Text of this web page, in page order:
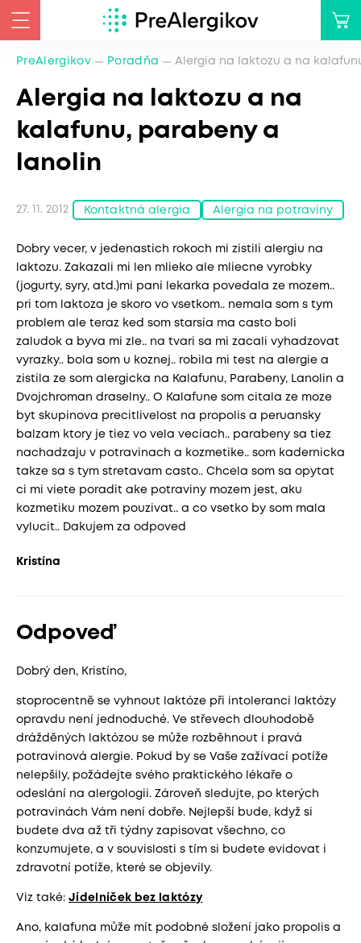
PreAlergikov Poradňa Alergia na laktozu a na
Alergia na laktozu a na
kalafunu, parabeny a
lanolin
27. 11. 2012 Kontaktná alergia Alergia na potraviny
Dobry vecer, v jedenastich rokoch mi zistili alergiu na
laktozu. Zakazali mi len mlieko ale mliecne vyrobky
(jogurty, syry, atd.)mi pani lekarka povedala ze mozem..
pri tom laktoza je skoro vo vsetkom.. nemala som s tym
problem ale teraz ked som starsia ma casto boli
zaludok a byva mi zle.. na tvari sa mi zacali vyhadzovat
vyrazky.. bola som u koznej.. robila mi test na alergie a
zistila ze som alergicka na Kalafunu, Parabeny, Lanolin a
Dvojchroman draselny.. O Kalafune som citala ze moze
byt skupinova precitlivelost na propolis a peruansky
balzam ktory je tiez vo vela veciach.. parabeny sa tiez
nachadzaju v potravinach a kozmetike.. som kadernicka
takze sa s tym stretavam casto.. Chcela som sa opytat
ci mi viete poradit ake potraviny mozem jest, aku
kozmetiku mozem pouzivat.. a co vsetko by som mala
vylucit.. Dakujem za odpoved
Kristína
Odpoveď
Dobrý den, Kristíno,
stoprocentně se vyhnout laktóze při intoleranci laktózy
opravdu není jednoduché. Ve střevech dlouhodobě
drážděných laktózou se může rozběhnout i pravá
potravinová alergie. Pokud by se Vaše zažívací potíže
nelepšily, požádejte svého praktického lékaře o
odeslání na alergologii. Zároveň sledujte, po kterých
potravinách Vám není dobře. Nejlepší bude, když si
budete dva až tři týdny zapisovat všechno, co
konzumujete, a v souvislosti s tím si budete evidovat i
zdravotní potíže, které se objevily.
Viz také: Jídelníček bez laktózy
Ano, kalafuna může mít podobné složení jako propolis a